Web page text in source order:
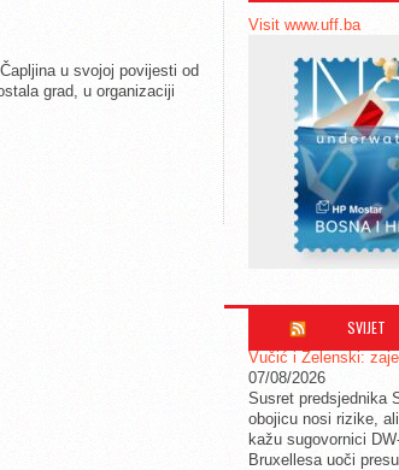
u svojoj povijesti od
grad, u organizaciji
Visit www.uff.ba
SVIJET
Vučić i Zelenski:
07/08/2026
Susret predsjednika
obojicu nosi rizike,
kažu sugovornici
Bruxellesa uoči